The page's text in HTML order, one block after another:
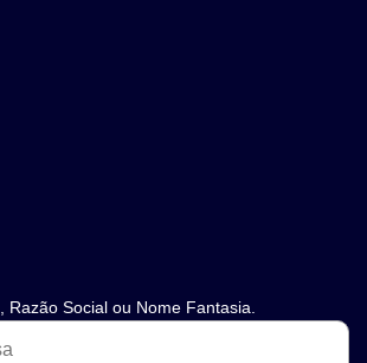
Razão Social ou Nome Fantasia.